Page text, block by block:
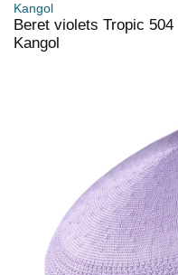
Kangol
Beret violets Tropic
Kangol